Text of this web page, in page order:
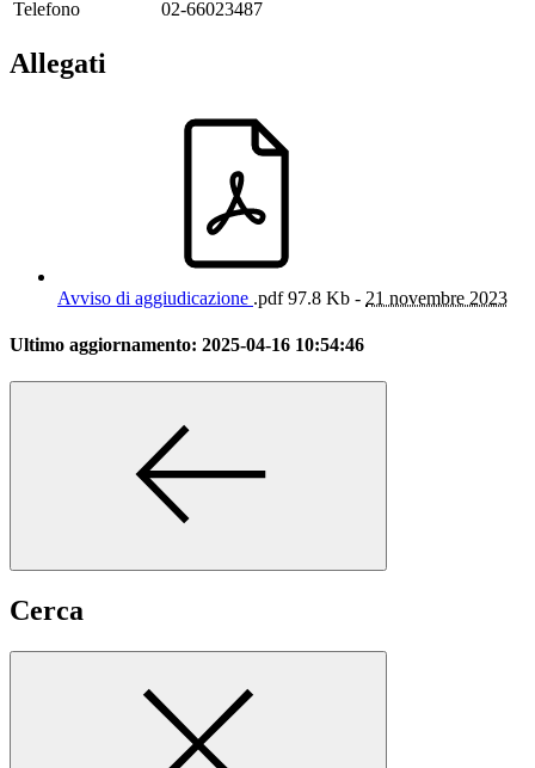
Telefono 02-66023487
Allegati
Avviso di aggiudicazione .pdf97.8 Kb - 21 novembre 2023
Ultimo aggiornamento: 2025-04-16 10:54:46
Cerca